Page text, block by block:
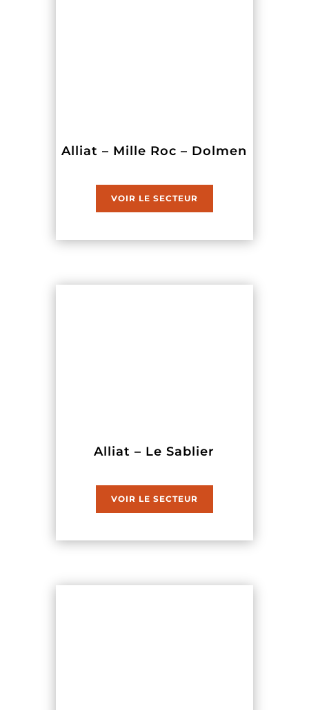
Alliat – Mille Roc – Dolmen
VOIR LE SECTEUR
Alliat – Le Sablier
VOIR LE SECTEUR